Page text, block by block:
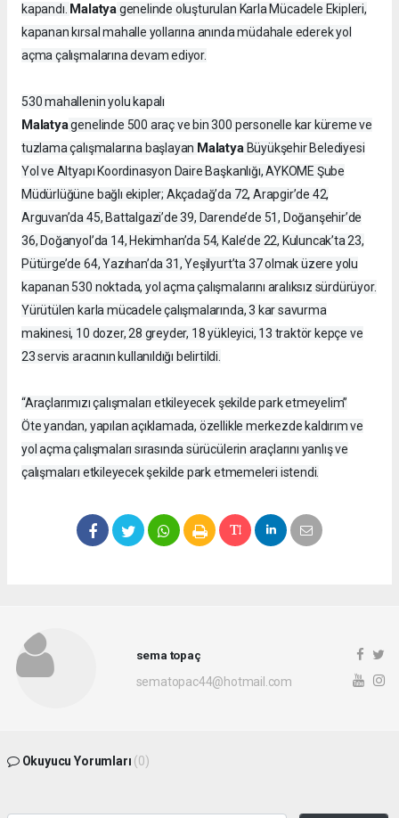
kapandı. Malatyagenelinde oluşturulan Karla Mücadele Ekipleri,
kapanan kırsal mahalle yollarına anında müdahale ederek yol
açma çalışmalarına devam ediyor.
530 mahallenin yolu kapalı
Malatyagenelinde 500 araç ve bin 300 personelle kar küreme ve
tuzlama çalışmalarına başlayan MalatyaBüyükşehir Belediyesi
Yol ve Altyapı Koordinasyon Daire Başkanlığı, AYKOME Şube
Müdürlüğüne bağlı ekipler; Akçadağ’da 72, Arapgir’de 42,
Arguvan’da 45, Battalgazi’de 39, Darende’de 51, Doğanşehir’de
36, Doğanyol’da 14, Hekimhan’da 54, Kale’de 22, Kuluncak’ta 23,
Pütürge’de 64, Yazıhan’da 31, Yeşilyurt’ta 37 olmak üzere yolu
kapanan 530 noktada, yol açma çalışmalarını aralıksız sürdürüyor.
Yürütülen karla mücadele çalışmalarında, 3 kar savurma
makinesi, 10 dozer, 28 greyder, 18 yükleyici, 13 traktör kepçe ve
23 servis aracının kullanıldığı belirtildi.
“Araçlarımızı çalışmaları etkileyecek şekilde park etmeyelim”
Öte yandan, yapılan açıklamada, özellikle merkezde kaldırım ve
yol açma çalışmaları sırasında sürücülerin araçlarını yanlış ve
çalışmaları etkileyecek şekilde park etmemeleri istendi.
sema topaç
sematopac44@hotmail.com
Okuyucu Yorumları (0)